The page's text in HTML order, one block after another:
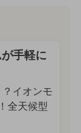
手軽に
イオンモ
全天候型